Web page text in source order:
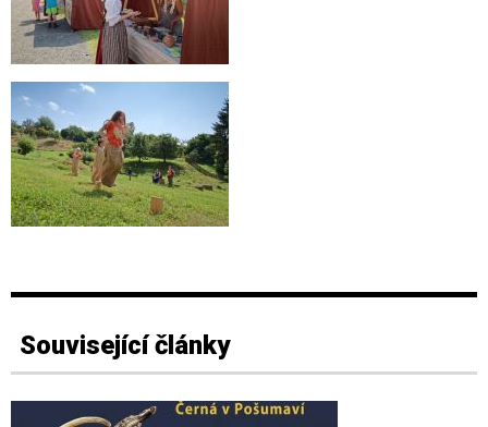
Související články